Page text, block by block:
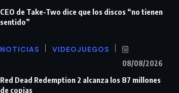
CEO de Take-Two dice que los discos “no tienen
sentido”
NOTICIAS VIDEOJUEGOS
08/08/2026
Red Dead Redemption 2 alcanza los 87 millones
de copias